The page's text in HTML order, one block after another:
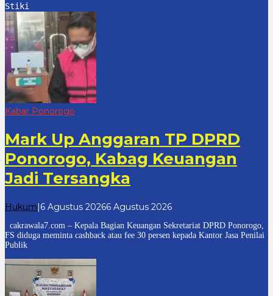
Stiki
Kabar Ponorogo
Mark Up Anggaran TP DPRD
Ponorogo, Kabag Keuangan
Jadi Tersangka
Hukum|6 Agustus 20266 Agustus 2026oleh
7
cakrawala7.com – Kepala Bagian Keuangan Sekretariat DPRD Ponorogo,
FS diduga meminta cashback atau fee 30 persen kepada Kantor Jasa Penilai
Publik